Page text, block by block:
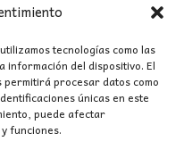
tecnologías como las
información del dispositivo. El
permitirá procesar datos como
únicas en este
puede afectar
funciones.
es:
131,80€.